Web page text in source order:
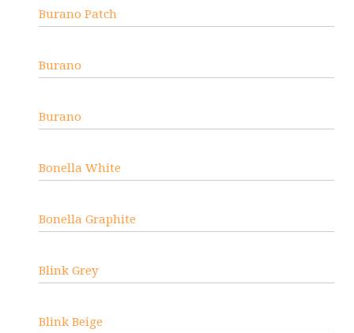
Burano Patch
Burano
Burano
Bonella White
Bonella Graphite
Blink Grey
Blink Beige